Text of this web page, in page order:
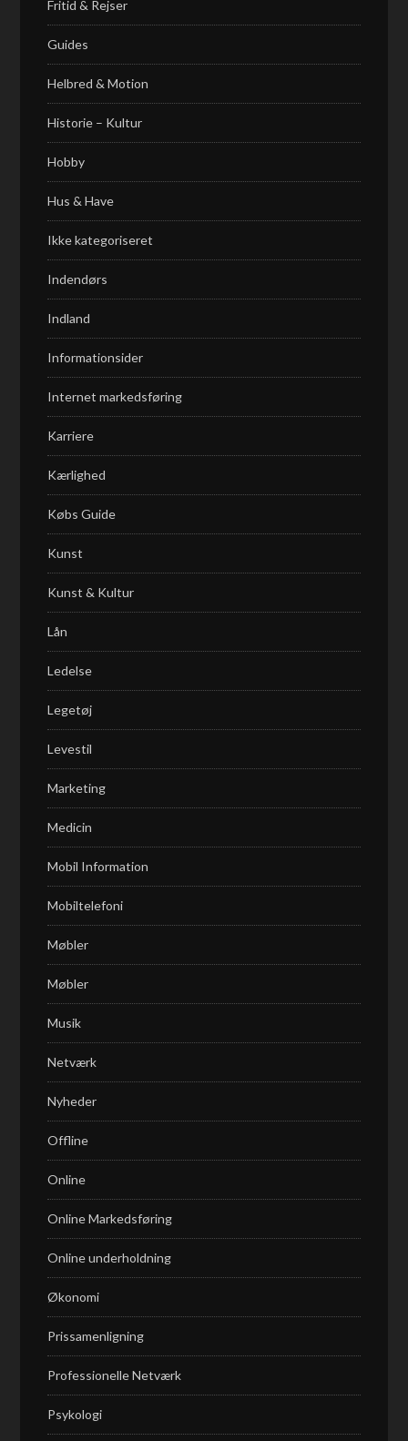
Fritid & Rejser
Guides
Helbred & Motion
Historie – Kultur
Hobby
Hus & Have
Ikke kategoriseret
Indendørs
Indland
Informationsider
Internet markedsføring
Karriere
Kærlighed
Købs Guide
Kunst
Kunst & Kultur
Lån
Ledelse
Legetøj
Levestil
Marketing
Medicin
Mobil Information
Mobiltelefoni
Møbler
Møbler
Musik
Netværk
Nyheder
Offline
Online
Online Markedsføring
Online underholdning
Økonomi
Prissamenligning
Professionelle Netværk
Psykologi